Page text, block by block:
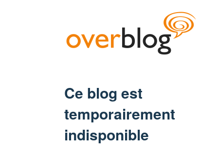
Ce blog est
temporairement
indisponible